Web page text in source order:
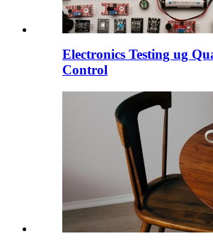
Electronics Testing ug
Control